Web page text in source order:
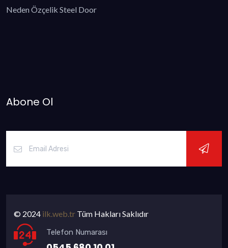
Neden Özçelik Steel Door
Abone Ol
© 2024 ilk.web.tr Tüm Hakları Saklıdır
Telefon Numarası